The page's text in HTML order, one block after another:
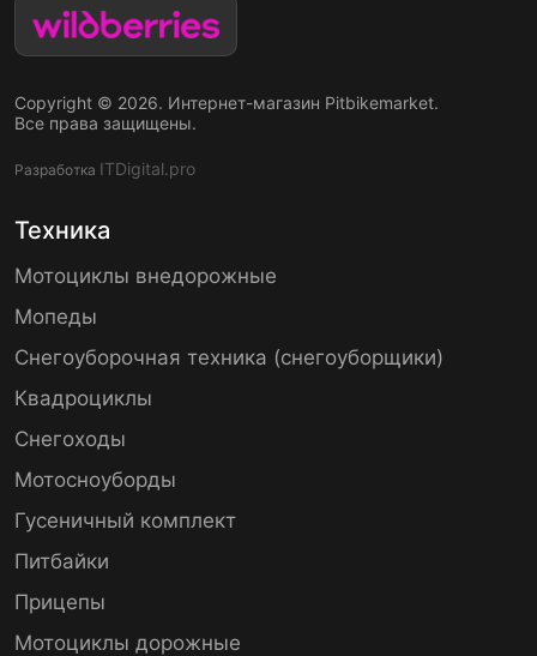
Copyright © 2026. Интернет-магазин Pitbikemarket.
Все права защищены.
Разработка ITDigital.pro
Техника
Мотоциклы внедорожные
Мопеды
Снегоуборочная техника (снегоуборщики)
Квадроциклы
Снегоходы
Мотосноуборды
Гусеничный комплект
Питбайки
Прицепы
Мотоциклы дорожные